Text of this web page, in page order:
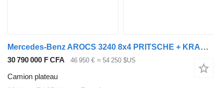
Mercedes-Benz AROCS 3240 8x4 PRITSCHE + KRAN X-HIPRO HIAB 192 E-4 (317h!) - RO
30 790 000 F CFA 46 950 € ≈ 54 250 $US
Camion plateau